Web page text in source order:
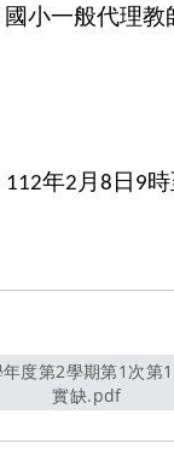
國小一般代理教
112年2 月 8 日 9
實缺.pdf另開新